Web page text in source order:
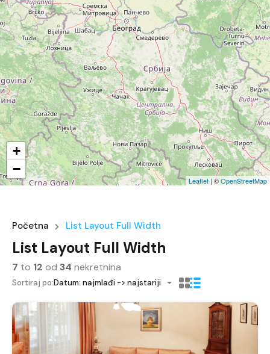
6
28
+
−
Leaflet | ©OpenStreetMap
Početna List Layout Full Width
List Layout Full Width
7 to 12 od 34 nekretnina
Sortiraj po:Datum: najmlađi -> najstariji